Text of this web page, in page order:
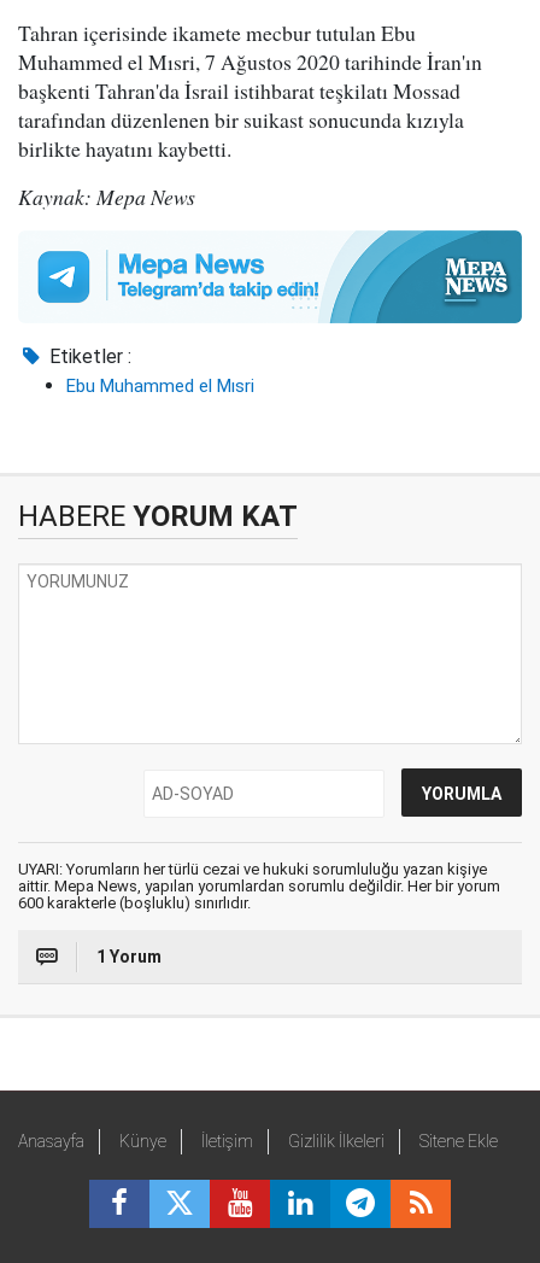
Tahran içerisinde ikamete mecbur tutulan Ebu
Muhammed el Mısri, 7 Ağustos 2020 tarihinde İran'ın
başkenti Tahran'da İsrail istihbarat teşkilatı Mossad
tarafından düzenlenen bir suikast sonucunda kızıyla
birlikte hayatını kaybetti.
Kaynak: Mepa News
Etiketler :
Ebu Muhammed el Mısri
HABERE YORUM KAT
UYARI: Yorumların her türlü cezai ve hukuki sorumluluğu yazan kişiye
aittir. Mepa News, yapılan yorumlardan sorumlu değildir. Her bir yorum
600 karakterle (boşluklu) sınırlıdır.
1 Yorum
Anasayfa Künye İletişim Gizlilik İlkeleri Sitene Ekle